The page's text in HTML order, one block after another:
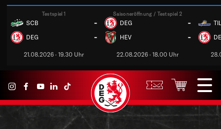
Testspiel 1
SCB -
DEG -
21.08.2026 · 19.30 Uhr
Saisoneröffnung / Testspiel 2
DEG -
HEV -
22.08.2026 · 18.00 Uhr
TIL